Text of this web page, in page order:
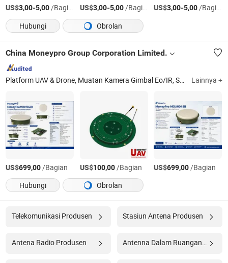
US$3,00-5,00/Bagian US$3,00-5,00/Bagian US$3,00-5,00/Bagian
Hubungi
Obrolan
China Moneypro Group Corporation Limited.
Platform UAV & Drone, Muatan Kamera Gimbal Eo/IR, Sistem Navigasi Inersia (Imus)/Giroskop, Modul Pendeteksi Termal Infrared & Laser, Teropong Termal & Pengamat, Monokular & Teleskop Penglihatan Malam Fusi, Antena GNSS RTK Anti Jamming, Sistem Deteksi Radar Anti Drone, Mesin Turbojet & Turbofan & Turboshaft, Datalink Radio Jaringan MIMO Nlos Manet Lainnya +
US$699,00/Bagian US$100,00/Bagian US$699,00/Bagian
Hubungi
Obrolan
Telekomunikasi Produsen Stasiun Antena Produsen
Antena Radio Produsen